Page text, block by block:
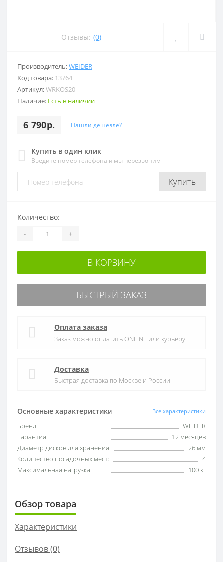
Отзывы: (0)
Производитель:WEIDER
Код товара: 13764
Артикул:WRKOS20
Наличие: Есть в наличии
6 790р. Нашли дешевле?
Купить в один клик
Введите номер телефона и мы перезвоним
Купить
Основные характеристики Все характеристики
Бренд:
WEIDER
Гарантия:
12 месяцев
Диаметр дисков для хранения:
26 мм
Количество посадочных мест:
4
Максимальная нагрузка:
100 кг
Количество:
- +
В КОРЗИНУ
БЫСТРЫЙ ЗАКАЗ
Оплата заказа
Заказ можно оплатить ONLINE или курьеру
Доставка
Быстрая доставка по Москве и России
Обзор товара
Характеристики
Отзывов (0)